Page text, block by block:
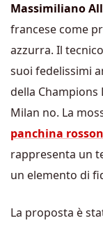
Massimiliano
francese come
azzurra. Il
suoi fedelissimi
della Champions
Milan no. La
panchina
rappresenta un
un elemento di
La proposta è